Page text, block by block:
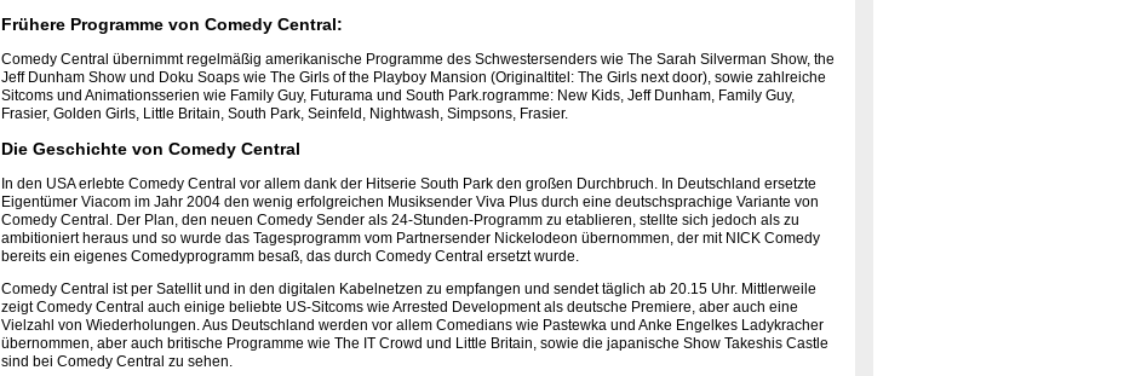
Frühere Programme von Comedy Central:
Comedy Central übernimmt regelmäßig amerikanische Programme des Schwestersenders wie The Sarah Silverman Show, the
Jeff Dunham Show und Doku Soaps wie The Girls of the Playboy Mansion (Originaltitel: The Girls next door), sowie zahlreiche
Sitcoms und Animationsserien wie Family Guy, Futurama und South Park.rogramme: New Kids, Jeff Dunham, Family Guy,
Frasier, Golden Girls, Little Britain, South Park, Seinfeld, Nightwash, Simpsons, Frasier.
Die Geschichte von Comedy Central
In den USA erlebte Comedy Central vor allem dank der Hitserie South Park den großen Durchbruch. In Deutschland ersetzte
Eigentümer Viacom im Jahr 2004 den wenig erfolgreichen Musiksender Viva Plus durch eine deutschsprachige Variante von
Comedy Central. Der Plan, den neuen Comedy Sender als 24-Stunden-Programm zu etablieren, stellte sich jedoch als zu
ambitioniert heraus und so wurde das Tagesprogramm vom Partnersender Nickelodeon übernommen, der mit NICK Comedy
bereits ein eigenes Comedyprogramm besaß, das durch Comedy Central ersetzt wurde.
Comedy Central ist per Satellit und in den digitalen Kabelnetzen zu empfangen und sendet täglich ab 20.15 Uhr. Mittlerweile
zeigt Comedy Central auch einige beliebte US-Sitcoms wie Arrested Development als deutsche Premiere, aber auch eine
Vielzahl von Wiederholungen. Aus Deutschland werden vor allem Comedians wie Pastewka und Anke Engelkes Ladykracher
übernommen, aber auch britische Programme wie The IT Crowd und Little Britain, sowie die japanische Show Takeshis Castle
sind bei Comedy Central zu sehen.